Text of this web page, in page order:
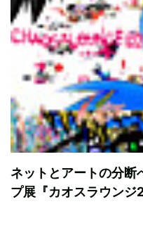
ネットとアートの分断
プ展『カオスラウンジ